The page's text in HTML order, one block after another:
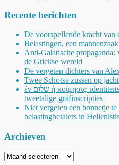
Recente berichten
De voorspellende kracht van
Belastingen, een
Anti-Galatische
de Griekse wereld
De vergeten dichters van
Twee Schotse zussen op
ἐν שלום ἡ κοίμησις: identiteitsbeleving op basis van Griekse
tweetalige grafinscripties
Niet vergeten een bonnetje
belastingbetalers in
Archieven
Archieven